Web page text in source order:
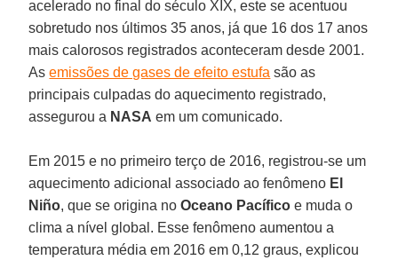
acelerado no final do século XIX, este se acentuou
sobretudo nos últimos 35 anos, já que 16 dos 17 anos
mais calorosos registrados aconteceram desde 2001.
Asemissões de gases de efeito estufa são as
principais culpadas do aquecimento registrado,
assegurou a NASA em um comunicado.
Em 2015 e no primeiro terço de 2016, registrou-se um
aquecimento adicional associado ao fenômeno El
Niño, que se origina noOceano Pacífico e muda o
clima a nível global. Esse fenômeno aumentou a
temperatura média em 2016 em 0,12 graus, explicou